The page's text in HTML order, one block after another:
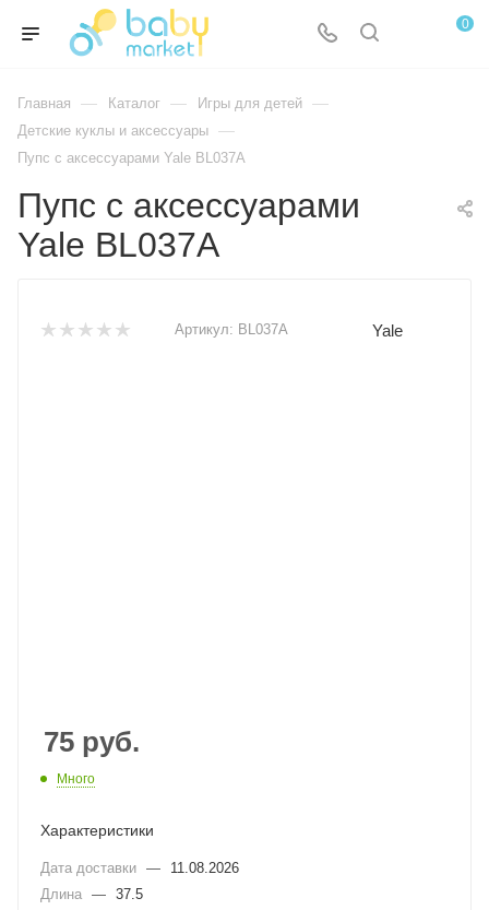
0
Главная — Каталог — Игры для детей —
Детские куклы и аксессуары —
Пупс с аксессуарами Yale BL037A
Пупс с аксессуарами
Yale BL037A
Артикул: BL037A Yale
75 руб.
Много
Характеристики
Дата доставки —
11.08.2026
Длина — 37.5